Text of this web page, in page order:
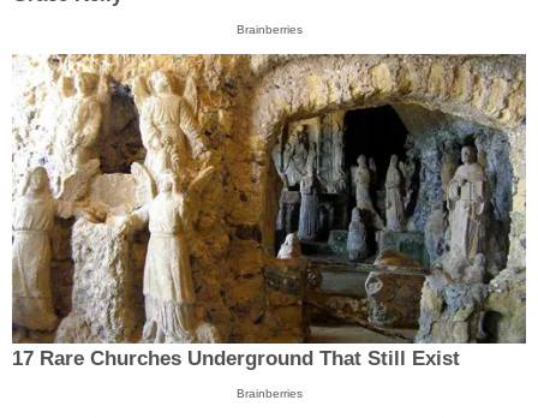
Brainberries
17 Rare Churches Underground That Still Exist
Brainberries